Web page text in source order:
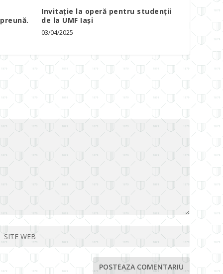
Invitație la operă pentru studenții
de la UMF Iași
03/04/2025